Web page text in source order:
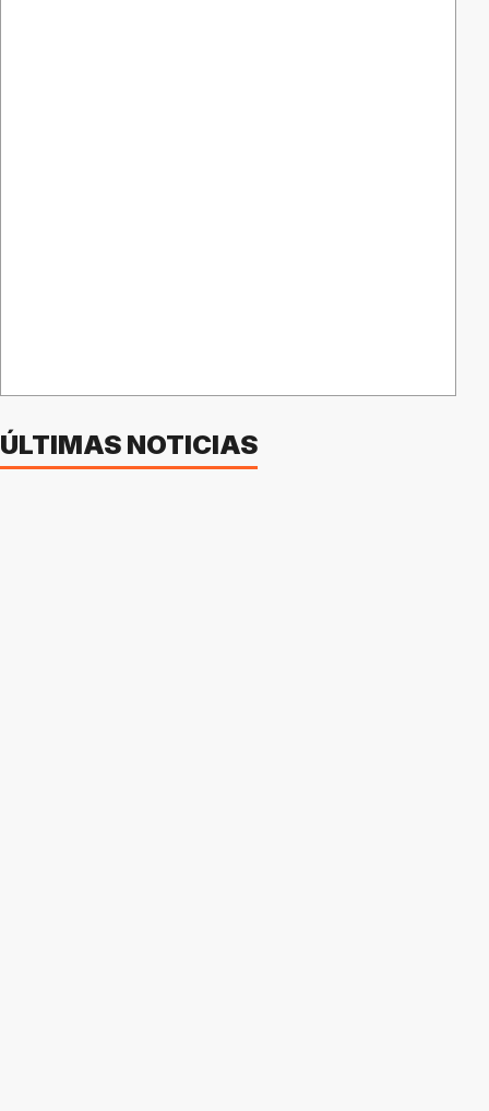
ÚLTIMAS NOTICIAS